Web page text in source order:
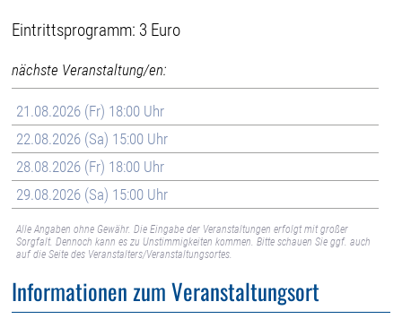
Eintrittsprogramm: 3 Euro
nächste Veranstaltung/en:
21.08.2026 (Fr) 18:00 Uhr
22.08.2026 (Sa) 15:00 Uhr
28.08.2026 (Fr) 18:00 Uhr
29.08.2026 (Sa) 15:00 Uhr
Alle Angaben ohne Gewähr. Die Eingabe der Veranstaltungen erfolgt mit großer
Sorgfalt. Dennoch kann es zu Unstimmigkeiten kommen. Bitte schauen Sie ggf. auch
auf die Seite des Veranstalters/Veranstaltungsortes.
Informationen zum Veranstaltungsort